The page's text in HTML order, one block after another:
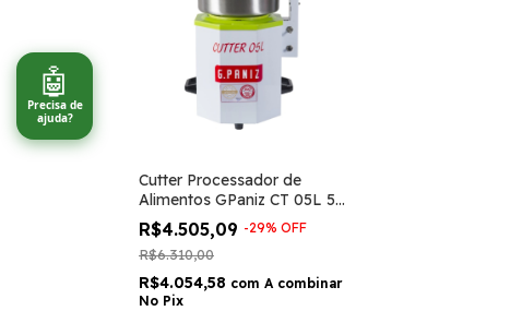
Cutter Processador de
Alimentos GPaniz CT 05L 5
Litros
R$4.505,09 -29% OFF
R$6.310,00
R$4.054,58 com A combinar
No Pix
🤖
Precisa de
ajuda?